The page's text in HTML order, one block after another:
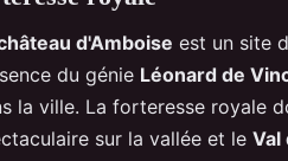
d'Amboise est un site
du génie Léonard de
la ville. La forteresse royale
sur la vallée et le Val